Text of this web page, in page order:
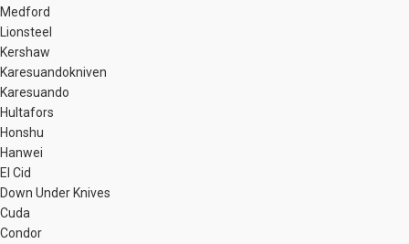
Medford
Lionsteel
Kershaw
Karesuandokniven
Karesuando
Hultafors
Honshu
Hanwei
El Cid
Down Under Knives
Cuda
Condor